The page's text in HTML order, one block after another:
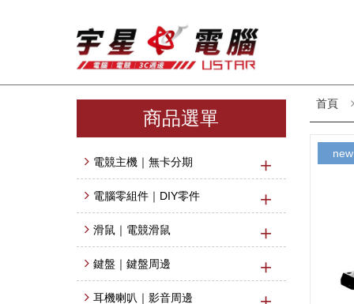
商品選單
電競主機｜無卡分期
電腦零組件｜DIY零件
滑鼠｜電競滑鼠
鍵盤｜鍵盤周邊
耳機喇叭｜影音周邊
首頁
new